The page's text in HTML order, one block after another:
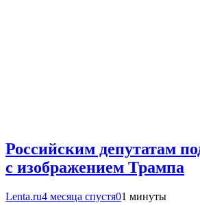
Российским депутатам
с изображением Трампа
Lenta.ru4 месяца спустя01 минуты